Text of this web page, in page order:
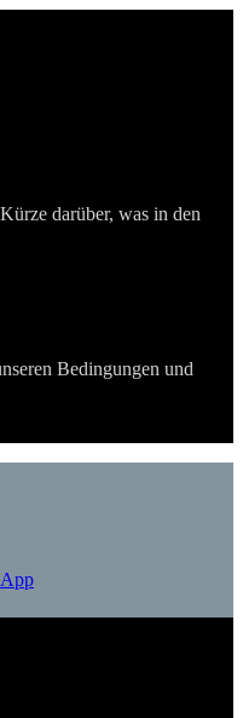
darüber, was in den
Bedingungen und